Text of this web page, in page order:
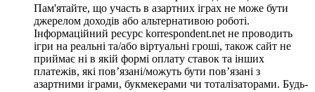
Пам'ятайте, що участь в азартних іграх не може бути
джерелом доходів або альтернативою роботі.
Інформаційний ресурс korrespondent.net не проводить
ігри на реальні та/або віртуальні гроші, також сайт не
приймає ні в якій формі оплату ставок та інших
платежів, які пов’язані/можуть бути пов’язані з
азартними іграми, букмекерами чи тоталізаторами. Будь-